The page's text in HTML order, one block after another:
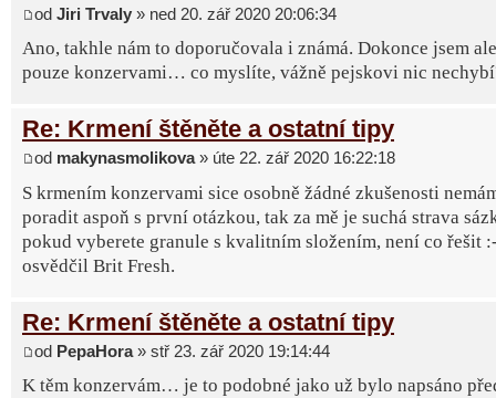
od Jiri Trvaly » ned 20. zář 2020 20:06:34
Ano, takhle nám to doporučovala i známá. Dokonce jsem
pouze konzervami… co myslíte, vážně pejskovi nic
Re: Krmení štěněte a ostatní tipy
od makynasmolikova» úte 22. zář 2020 16:22:18
S krmením konzervami sice osobně žádné zkušenosti
poradit aspoň s první otázkou, tak za mě je suchá strava
pokud vyberete granule s kvalitním složením, není co řešit
osvědčil Brit Fresh.
Re: Krmení štěněte a ostatní tipy
od PepaHora» stř 23. zář 2020 19:14:44
K těm konzervám… je to podobné jako už bylo napsáno